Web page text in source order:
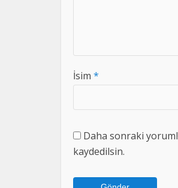
İsim *
Daha sonraki
kaydedilsin.